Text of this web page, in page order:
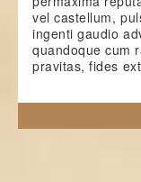
vel castellum,
ingenti gaudio
quandoque cum
pravitas, fides